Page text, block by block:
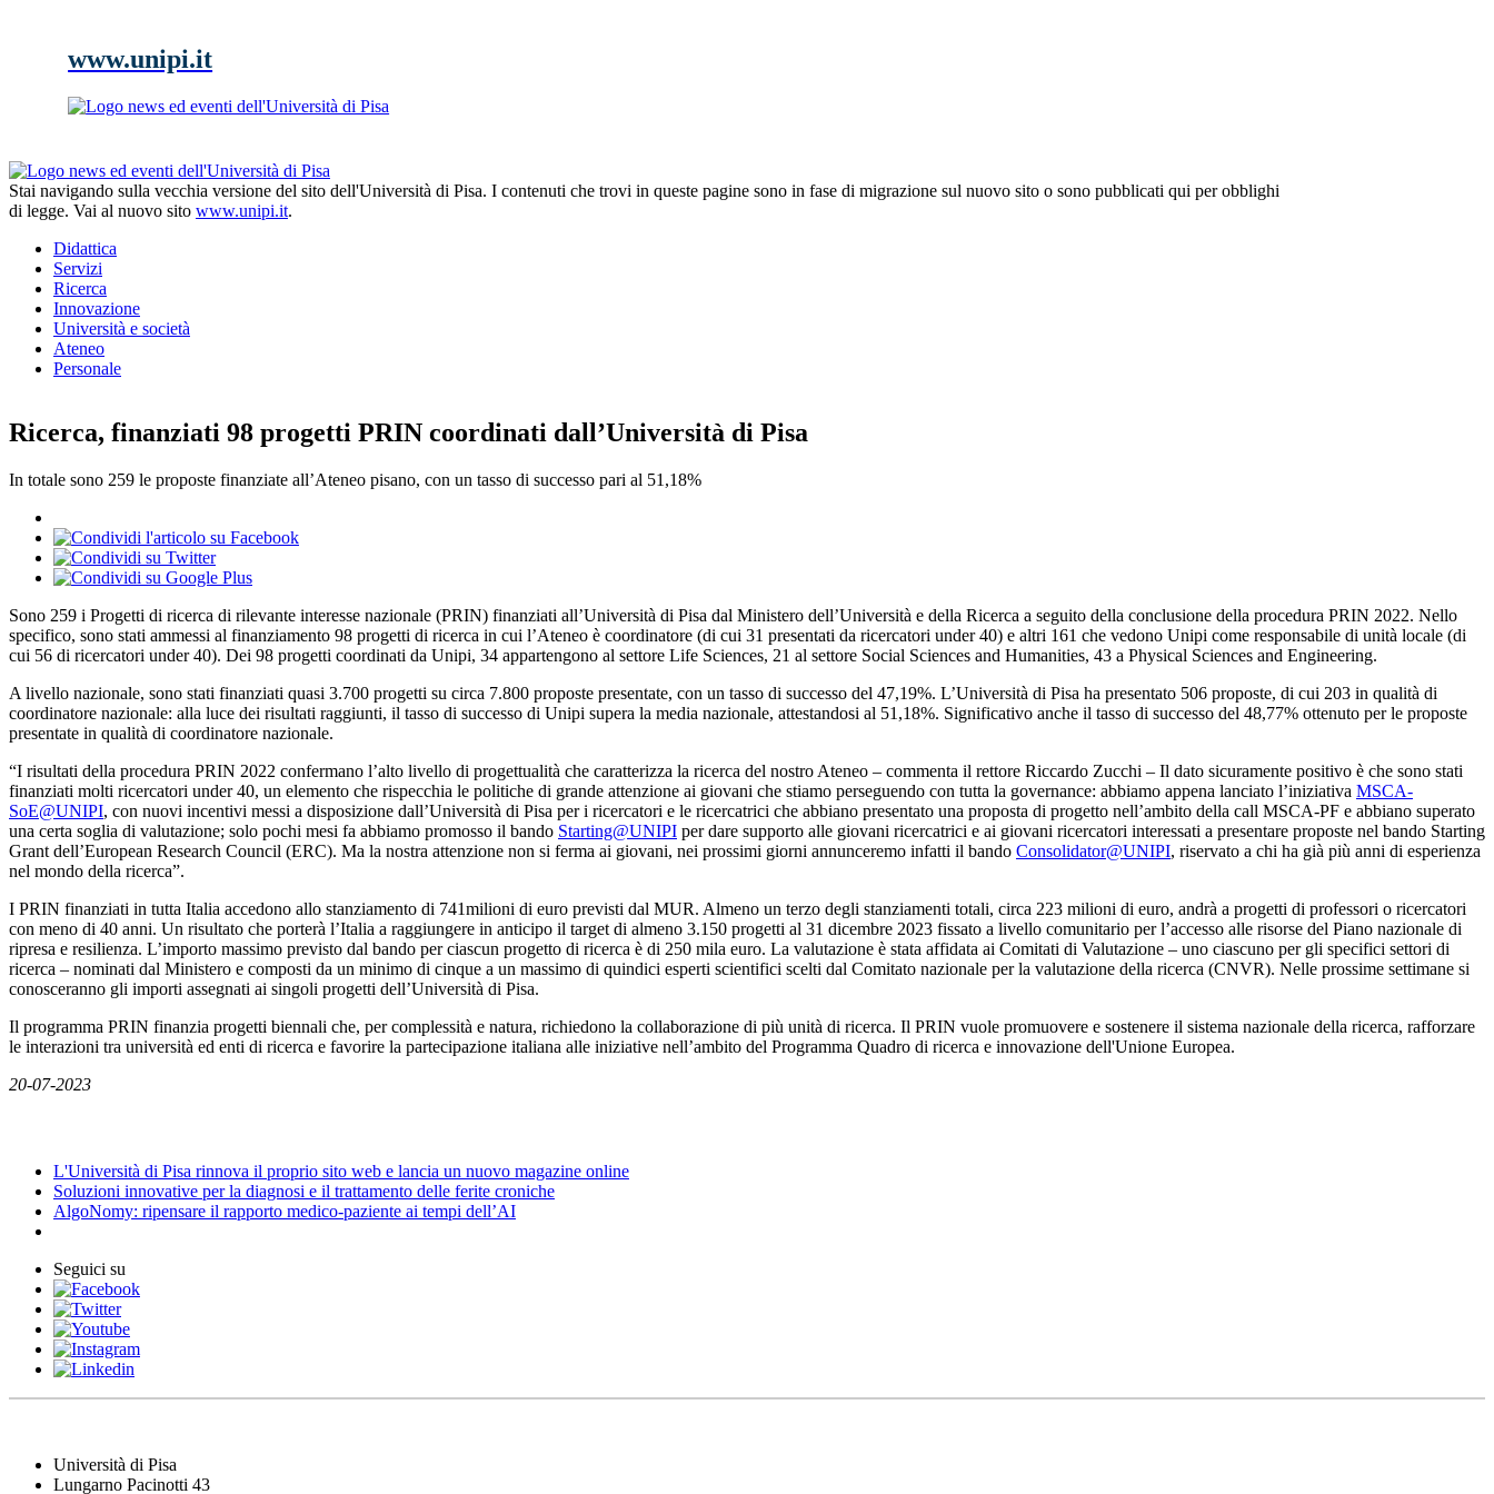
www.unipi.it
Stai navigando sulla vecchia versione del sito dell'Università di Pisa. I contenuti che trovi in queste pagine sono in fase di migrazione sul nuovo sito o sono pubblicati qui per obblighi
di legge. Vai al nuovo sito www.unipi.it.
Didattica
Servizi
Ricerca
Innovazione
Università e società
Ateneo
Personale
Ricerca, finanziati 98 progetti PRIN coordinati dall’Università di Pisa
In totale sono 259 le proposte finanziate all’Ateneo pisano, con un tasso di successo pari al 51,18%
Sono 259 i Progetti di ricerca di rilevante interesse nazionale (PRIN) finanziati all’Università di Pisa dal Ministero dell’Università e della Ricerca a seguito della conclusione della procedura PRIN 2022. Nello
specifico, sono stati ammessi al finanziamento 98 progetti di ricerca in cui l’Ateneo è coordinatore (di cui 31 presentati da ricercatori under 40) e altri 161 che vedono Unipi come responsabile di unità locale (di
cui 56 di ricercatori under 40). Dei 98 progetti coordinati da Unipi, 34 appartengono al settore Life Sciences, 21 al settore Social Sciences and Humanities, 43 a Physical Sciences and Engineering.
A livello nazionale, sono stati finanziati quasi 3.700 progetti su circa 7.800 proposte presentate, con un tasso di successo del 47,19%. L’Università di Pisa ha presentato 506 proposte, di cui 203 in qualità di
coordinatore nazionale: alla luce dei risultati raggiunti, il tasso di successo di Unipi supera la media nazionale, attestandosi al 51,18%. Significativo anche il tasso di successo del 48,77% ottenuto per le proposte
presentate in qualità di coordinatore nazionale.
“I risultati della procedura PRIN 2022 confermano l’alto livello di progettualità che caratterizza la ricerca del nostro Ateneo – commenta il rettore Riccardo Zucchi – Il dato sicuramente positivo è che sono stati
finanziati molti ricercatori under 40, un elemento che rispecchia le politiche di grande attenzione ai giovani che stiamo perseguendo con tutta la governance: abbiamo appena lanciato l’iniziativa MSCA-
SoE@UNIPI, con nuovi incentivi messi a disposizione dall’Università di Pisa per i ricercatori e le ricercatrici che abbiano presentato una proposta di progetto nell’ambito della call MSCA-PF e abbiano superato
una certa soglia di valutazione; solo pochi mesi fa abbiamo promosso il bando Starting@UNIPI per dare supporto alle giovani ricercatrici e ai giovani ricercatori interessati a presentare proposte nel bando Starting
Grant dell’European Research Council (ERC). Ma la nostra attenzione non si ferma ai giovani, nei prossimi giorni annunceremo infatti il bando Consolidator@UNIPI, riservato a chi ha già più anni di esperienza
nel mondo della ricerca”.
I PRIN finanziati in tutta Italia accedono allo stanziamento di 741milioni di euro previsti dal MUR. Almeno un terzo degli stanziamenti totali, circa 223 milioni di euro, andrà a progetti di professori o ricercatori
con meno di 40 anni. Un risultato che porterà l’Italia a raggiungere in anticipo il target di almeno 3.150 progetti al 31 dicembre 2023 fissato a livello comunitario per l’accesso alle risorse del Piano nazionale di
ripresa e resilienza. L’importo massimo previsto dal bando per ciascun progetto di ricerca è di 250 mila euro. La valutazione è stata affidata ai Comitati di Valutazione – uno ciascuno per gli specifici settori di
ricerca – nominati dal Ministero e composti da un minimo di cinque a un massimo di quindici esperti scientifici scelti dal Comitato nazionale per la valutazione della ricerca (CNVR). Nelle prossime settimane si
conosceranno gli importi assegnati ai singoli progetti dell’Università di Pisa.
Il programma PRIN finanzia progetti biennali che, per complessità e natura, richiedono la collaborazione di più unità di ricerca. Il PRIN vuole promuovere e sostenere il sistema nazionale della ricerca, rafforzare
le interazioni tra università ed enti di ricerca e favorire la partecipazione italiana alle iniziative nell’ambito del Programma Quadro di ricerca e innovazione dell'Unione Europea.
20-07-2023
L'Università di Pisa rinnova il proprio sito web e lancia un nuovo magazine online
Soluzioni innovative per la diagnosi e il trattamento delle ferite croniche
AlgoNomy: ripensare il rapporto medico-paziente ai tempi dell’AI
Seguici su
Università di Pisa
Lungarno Pacinotti 43